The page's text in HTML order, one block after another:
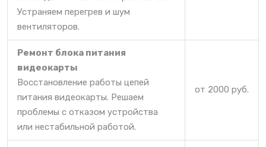
Устраняем перегрев и шум
вентиляторов.
Ремонт блока питания
видеокарты
Восстановление работы цепей
питания видеокарты. Решаем
проблемы с отказом устройства
или нестабильной работой.
от 2000 руб.